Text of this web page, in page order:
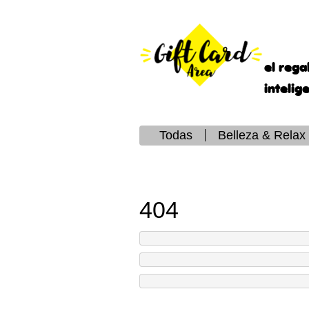
el
Todas Belleza & Relax
404